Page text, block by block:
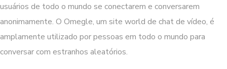
usuários de todo o mundo se conectarem e conversarem
anonimamente. O Omegle, um site world de chat de vídeo, é
amplamente utilizado por pessoas em todo o mundo para
conversar com estranhos aleatórios.